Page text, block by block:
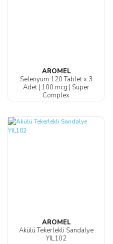
AROMEL
Selenyum 120 Tablet x 3
Adet | 100 mcg | Super
Complex
AROMEL
Akülü Tekerlekli Sandalye
YIL102